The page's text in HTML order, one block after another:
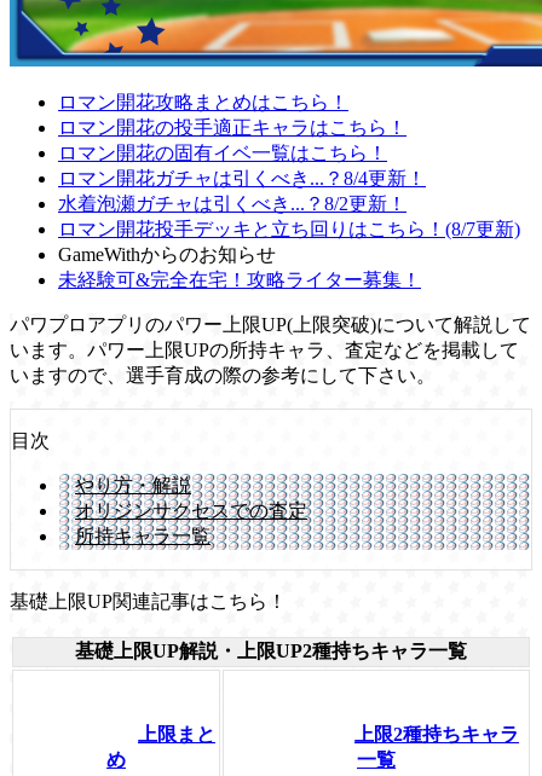
ロマン開花攻略まとめはこちら！
ロマン開花の投手適正キャラはこちら！
ロマン開花の固有イベ一覧はこちら！
ロマン開花ガチャは引くべき...？8/4更新！
水着泡瀬ガチャは引くべき...？8/2更新！
ロマン開花投手デッキと立ち回りはこちら！(8/7更新)
GameWithからのお知らせ
未経験可&完全在宅！攻略ライター募集！
パワプロアプリのパワー上限UP(上限突破)について解説して
います。パワー上限UPの所持キャラ、査定などを掲載して
いますので、選手育成の際の参考にして下さい。
目次
やり方・解説
オリジンサクセスでの査定
所持キャラ一覧
基礎上限UP関連記事はこちら！
基礎上限UP解説・上限UP2種持ちキャラ一覧
上限まと
め
上限2種持ちキャラ
一覧